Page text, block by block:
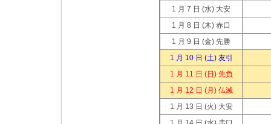
1 月 7 日 (水) 大安
1 月 8 日 (木) 赤口
1 月 9 日 (金) 先勝
1 月 10 日 (土) 友引
1 月 11 日 (日) 先負
1 月 12 日 (月) 仏滅
1 月 13 日 (火) 大安